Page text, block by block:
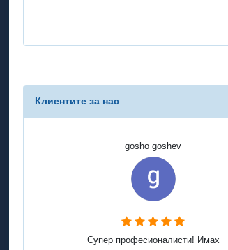
Клиентите за нас
gosho goshev
Супер професионалисти! Имах